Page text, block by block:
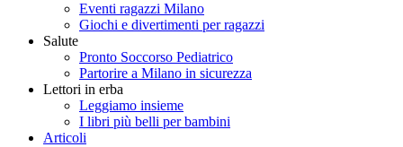
Eventi ragazzi Milano
Giochi e divertimenti per ragazzi
Salute
Pronto Soccorso Pediatrico
Partorire a Milano in sicurezza
Lettori in erba
Leggiamo insieme
I libri più belli per bambini
Articoli